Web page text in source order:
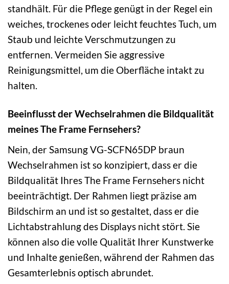
standhält. Für die Pflege genügt in der Regel ein
weiches, trockenes oder leicht feuchtes Tuch, um
Staub und leichte Verschmutzungen zu
entfernen. Vermeiden Sie aggressive
Reinigungsmittel, um die Oberfläche intakt zu
halten.
Beeinflusst der Wechselrahmen die Bildqualität
meines The Frame Fernsehers?
Nein, der Samsung VG-SCFN65DP braun
Wechselrahmen ist so konzipiert, dass er die
Bildqualität Ihres The Frame Fernsehers nicht
beeinträchtigt. Der Rahmen liegt präzise am
Bildschirm an und ist so gestaltet, dass er die
Lichtabstrahlung des Displays nicht stört. Sie
können also die volle Qualität Ihrer Kunstwerke
und Inhalte genießen, während der Rahmen das
Gesamterlebnis optisch abrundet.